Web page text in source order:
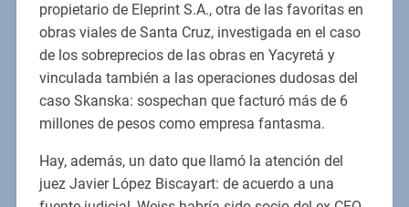
propietario de Eleprint S.A., otra de las favoritas en
obras viales de Santa Cruz, investigada en el caso
de los sobreprecios de las obras en Yacyretá y
vinculada también a las operaciones dudosas del
caso Skanska: sospechan que facturó más de 6
millones de pesos como empresa fantasma.
Hay, además, un dato que llamó la atención del
juez Javier López Biscayart: de acuerdo a una